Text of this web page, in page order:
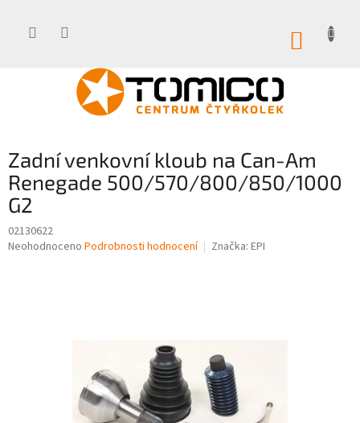
Zadní venkovní kloub na Can-Am
Renegade 500/570/800/850/1000
G2
02130622
Průměrné
Neohodnoceno Podrobnosti hodnocení Značka: EPI